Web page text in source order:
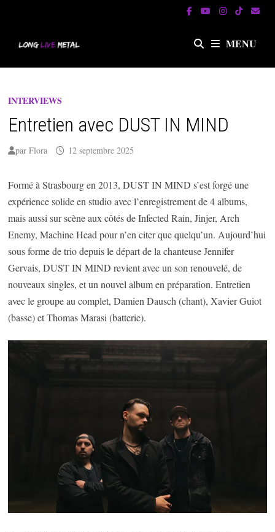
MENU
INTERVIEWS
Entretien avec DUST IN MIND
parFlora 12 septembre 2025
Formé à Strasbourg en 2013, DUST IN MIND s’est forgé une
expérience solide en studio avec l’enregistrement de 4 albums,
mais aussi sur scène aux côtés de Infected Rain, Jinjer, Arch
Enemy, Machine Head pour n’en citer que quelqu’un. Aujourd’hui
sous forme de trio depuis le départ de la chanteuse Jennifer
Gervais, DUST IN MIND revient avec un son renouvelé, de
nouveaux singles, et un nouvel album en préparation. Entretien
avec le groupe au complet, Damien Dausch (chant), Xavier Guiot
(basse) et Thomas Marasi (batterie).